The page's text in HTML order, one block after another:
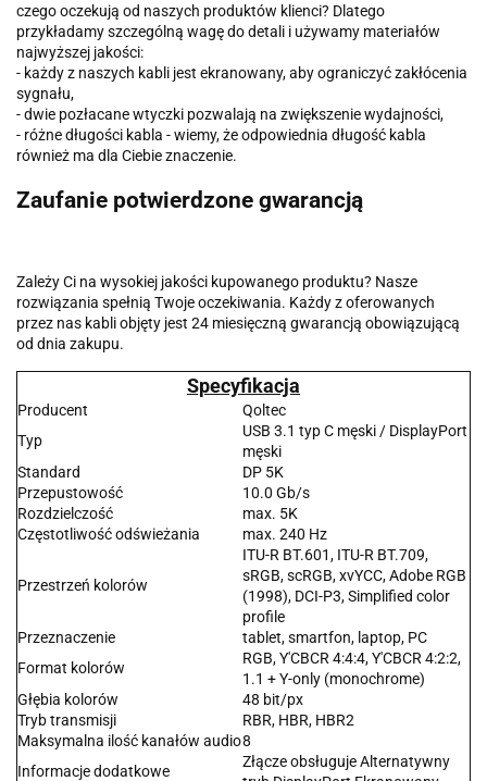
czego oczekują od naszych produktów klienci? Dlatego
przykładamy szczególną wagę do detali i używamy materiałów
najwyższej jakości:
- każdy z naszych kabli jest ekranowany, aby ograniczyć zakłócenia
sygnału,
- dwie pozłacane wtyczki pozwalają na zwiększenie wydajności,
- różne długości kabla - wiemy, że odpowiednia długość kabla
również ma dla Ciebie znaczenie.
Zaufanie potwierdzone gwarancją
Zależy Ci na wysokiej jakości kupowanego produktu? Nasze
rozwiązania spełnią Twoje oczekiwania. Każdy z oferowanych
przez nas kabli objęty jest 24 miesięczną gwarancją obowiązującą
od dnia zakupu.
Specyfikacja
Producent
Qoltec
Typ
USB 3.1 typ C męski / DisplayPort
męski
Standard
DP 5K
Przepustowość
10.0 Gb/s
Rozdzielczość
max. 5K
Częstotliwość odświeżania
max. 240 Hz
Przestrzeń kolorów
ITU-R BT.601, ITU-R BT.709,
sRGB, scRGB, xvYCC, Adobe RGB
(1998), DCI-P3, Simplified color
profile
Przeznaczenie
tablet, smartfon, laptop, PC
Format kolorów
RGB, Y′CBCR 4:4:4, Y′CBCR 4:2:2,
1.1 + Y-only (monochrome)
Głębia kolorów
48 bit/px
Tryb transmisji
RBR, HBR, HBR2
Maksymalna ilość kanałów audio8
Informacje dodatkowe
Złącze obsługuje Alternatywny